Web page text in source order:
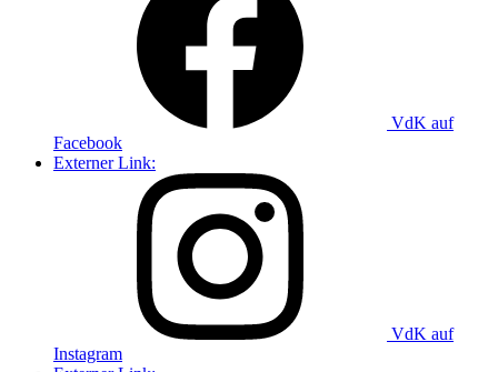
VdK auf
Facebook
Externer Link:
VdK auf
Instagram